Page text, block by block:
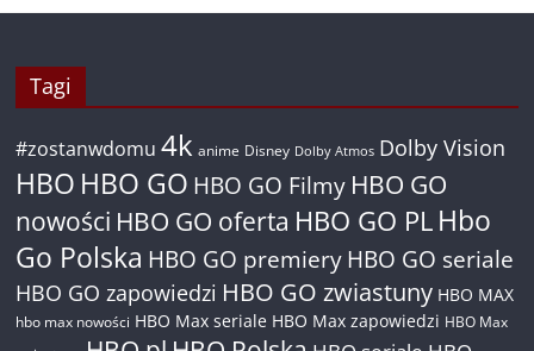
Tagi
#zostanwdomu 4k anime Disney Dolby Atmos Dolby Vision
HBO HBO GO HBO GO Filmy HBO GO
nowości HBO GO oferta HBO GO PL Hbo
Go Polska HBO GO premiery HBO GO seriale
HBO GO zapowiedzi HBO GO zwiastuny HBO MAX
hbo max nowości HBO Max seriale HBO Max zapowiedzi HBO Max